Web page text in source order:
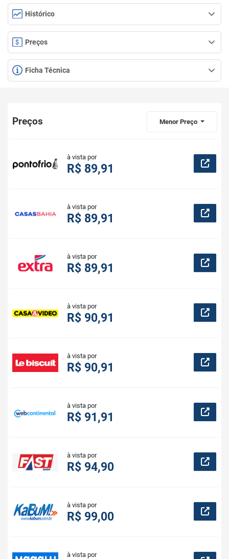
Histórico
Preços
Ficha Técnica
Preços Menor Preço
à vista por
R$ 89,91
à vista por
R$ 89,91
à vista por
R$ 89,91
à vista por
R$ 90,91
à vista por
R$ 90,91
à vista por
R$ 91,91
à vista por
R$ 94,90
à vista por
R$ 99,00
à vista por